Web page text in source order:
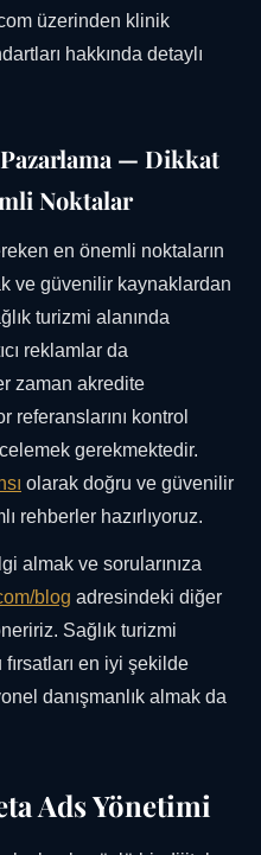
üzerinden klinik
hakkında detaylı
Pazarlama — Dikkat
Noktalar
en önemli noktaların
ve güvenilir kaynaklardan
turizmi alanında
reklamlar da
zaman akredite
referanslarını kontrol
gerekmektedir.
olarak doğru ve güvenilir
rehberler hazırlıyoruz.
almak ve sorularınıza
blog adresindeki diğer
Sağlık turizmi
en iyi şekilde
danışmanlık almak da
Ads Yönetimi